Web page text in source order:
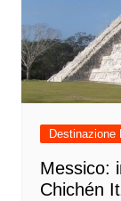
Destinazione
Messico:
Chichén